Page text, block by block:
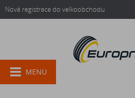
Nová registrace do velkoobchodu
MENU